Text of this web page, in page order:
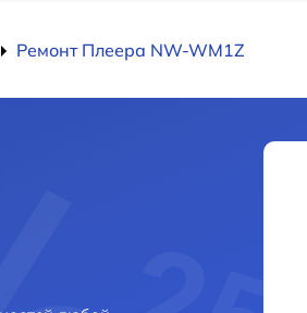
Ремонт Плеера NW-WM1Z